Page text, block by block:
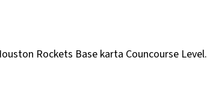
Rockets Base karta Councourse Level.